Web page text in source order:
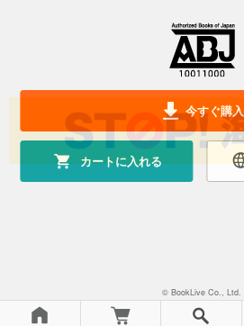
今すぐ購入
カートに入れる
© BookLive Co., Ltd.